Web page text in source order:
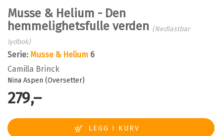
Musse & Helium - Den
hemmelighetsfulle verden (Nedlastbar
lydbok)
Serie: Musse & Helium 6
Camilla Brinck
Nina Aspen (Oversetter)
279,–